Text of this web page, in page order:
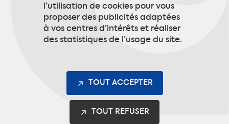
Contact
info@codupal.fr
l’utilisation de cookies pour vous
proposer des publicités adaptées
à vos centres d’intérêts et réaliser
des statistiques de l’usage du site.
TOUT ACCEPTER
TOUT REFUSER